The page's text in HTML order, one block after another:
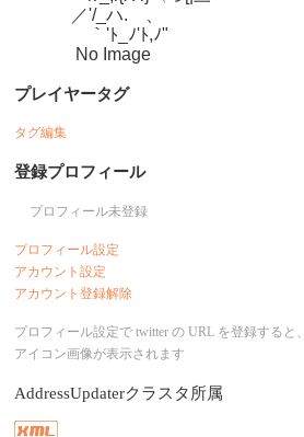
／'/_ハ.ゝ、
｀'ﾄ_ﾉ'ﾄ,ﾉ"
No Image
プレイヤータグ
タグ編集
登録プロフィール
プロフィール未登録
プロフィール設定
アカウント設定
アカウント登録解除
プロフィール設定で twitter の URL を登録すると、
アイコン画像が表示されます
AddressUpdaterクラスタ所属